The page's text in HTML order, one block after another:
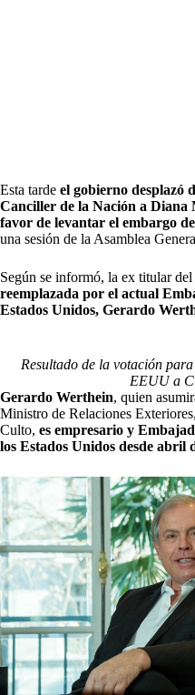
Esta tarde el gobierno desplazó
Canciller de la Nación a
favor de levantar el embargo
una sesión de la Asamblea
Según se informó, la ex titular
reemplazada por el actual
Estados Unidos, Gerardo
Resultado de la votación
EEUU a
Gerardo Werthein, quien
Ministro de Relaciones
Culto, es empresario y
los Estados Unidos desde abril